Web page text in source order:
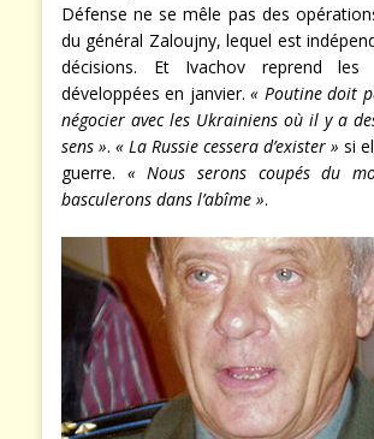
Défense ne se mêle pas des
du général Zaloujny, lequel est
décisions. Et Ivachov reprend les
développées en janvier.« Poutine doit
négocier avec les Ukrainiens où il y a
sens ». « La Russie cessera d’exister » si
guerre. « Nous serons coupés du
basculerons dans l’abîme ».